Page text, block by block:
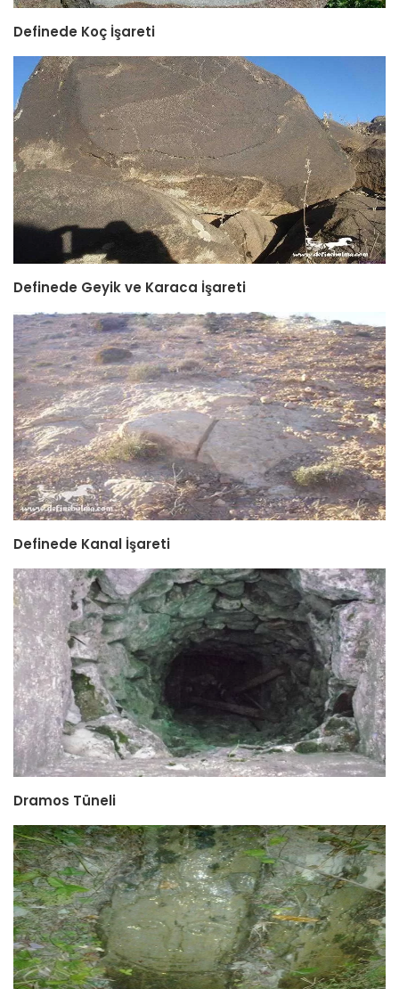
Definede Koç İşareti
Definede Geyik ve Karaca İşareti
Definede Kanal İşareti
Dramos Tüneli